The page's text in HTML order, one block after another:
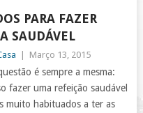
PARA FAZER
SAUDÁVEL
Março 13, 2015
é sempre a mesma:
fazer uma refeição saudável
muito habituados a ter as